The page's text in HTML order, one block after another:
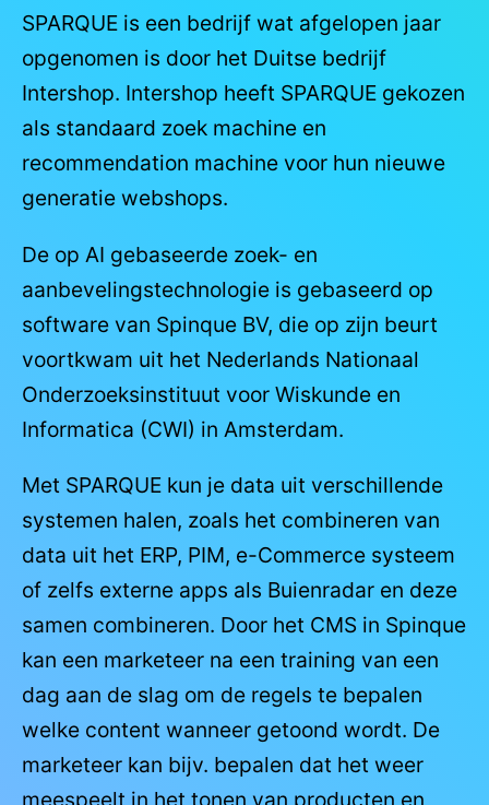
SPARQUE is een bedrijf wat afgelopen jaar
opgenomen is door het Duitse bedrijf
Intershop. Intershop heeft SPARQUE gekozen
als standaard zoek machine en
recommendation machine voor hun nieuwe
generatie webshops.
De op AI gebaseerde zoek- en
aanbevelingstechnologie is gebaseerd op
software van Spinque BV, die op zijn beurt
voortkwam uit het Nederlands Nationaal
Onderzoeksinstituut voor Wiskunde en
Informatica (CWI) in Amsterdam.
Met SPARQUE kun je data uit verschillende
systemen halen, zoals het combineren van
data uit het ERP, PIM, e-Commerce systeem
of zelfs externe apps als Buienradar en deze
samen combineren. Door het CMS in Spinque
kan een marketeer na een training van een
dag aan de slag om de regels te bepalen
welke content wanneer getoond wordt. De
marketeer kan bijv. bepalen dat het weer
meespeelt in het tonen van producten en